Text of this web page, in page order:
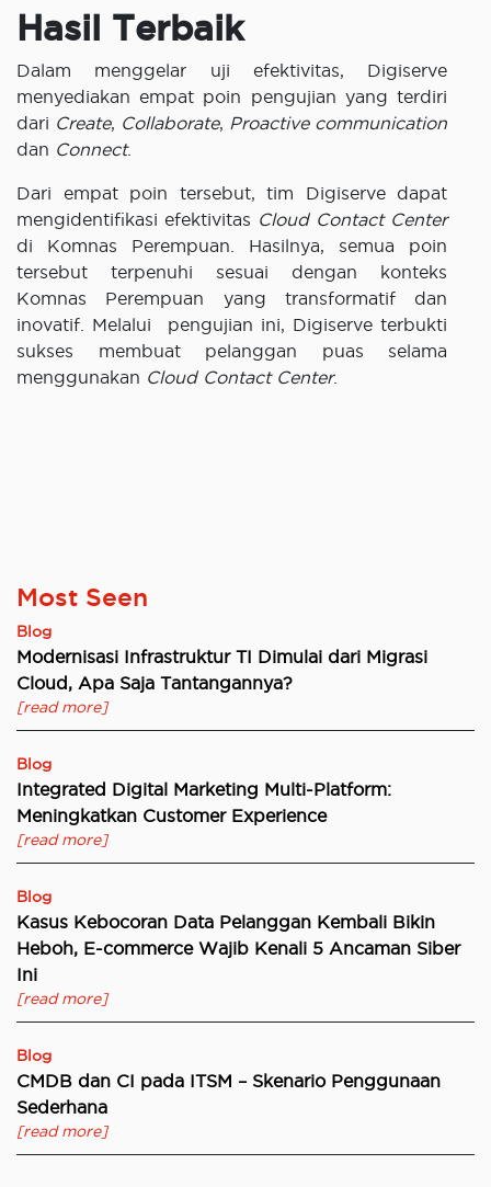
Hasil Terbaik
Dalam menggelar uji efektivitas, Digiserve
menyediakan empat poin pengujian yang terdiri
dari Create, Collaborate, Proactive communication
dan Connect.
Dari empat poin tersebut, tim Digiserve dapat
mengidentifikasi efektivitas Cloud Contact Center
di Komnas Perempuan. Hasilnya, semua poin
tersebut terpenuhi sesuai dengan konteks
Komnas Perempuan yang transformatif dan
inovatif. Melalui pengujian ini, Digiserve terbukti
sukses membuat pelanggan puas selama
menggunakan Cloud Contact Center.
Most Seen
Blog
Modernisasi Infrastruktur TI Dimulai dari Migrasi
Cloud, Apa Saja Tantangannya?
[read more]
Blog
Integrated Digital Marketing Multi-Platform:
Meningkatkan Customer Experience
[read more]
Blog
Kasus Kebocoran Data Pelanggan Kembali Bikin
Heboh, E-commerce Wajib Kenali 5 Ancaman Siber
Ini
[read more]
Blog
CMDB dan CI pada ITSM – Skenario Penggunaan
Sederhana
[read more]